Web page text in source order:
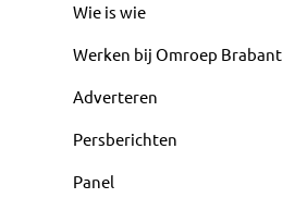
Wie is wie
Werken bij Omroep Brabant
Adverteren
Persberichten
Panel